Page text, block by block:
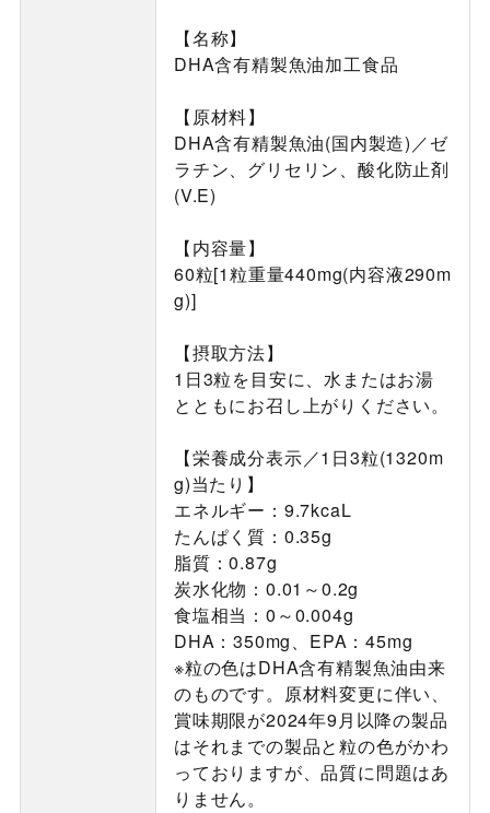
【名称】
DHA含有精製魚油加工食品
【原材料】
DHA含有精製魚油(国内製造)／ゼ
ラチン、グリセリン、酸化防止剤
(V.E)
【内容量】
60粒[1粒重量440mg(内容液290m
g)]
【摂取方法】
1日3粒を目安に、水またはお湯
とともにお召し上がりください。
【栄養成分表示／1日3粒(1320m
g)当たり】
エネルギー：9.7kcaL
たんぱく質：0.35g
脂質：0.87g
炭水化物：0.01～0.2g
食塩相当：0～0.004g
DHA：350mg、EPA：45mg
※粒の色はDHA含有精製魚油由来
のものです。原材料変更に伴い、
賞味期限が2024年9月以降の製品
はそれまでの製品と粒の色がかわ
っておりますが、品質に問題はあ
りません。